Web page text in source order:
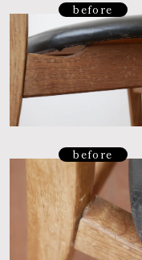
before
before